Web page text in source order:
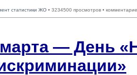
статистики ЖО • 3234500 просмотров •
— День